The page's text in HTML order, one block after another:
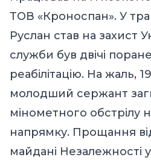
ТОВ «Кроноспан». У
Руслан став на захист
служби був двічі
реабілітацію. На жаль,
молодший сержант
мінометного обстрілу
напрямку. Прощання
майдані Незалежності